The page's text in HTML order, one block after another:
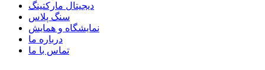
دیجیتال مارکتینگ
سنگ پلاس
نمایشگاه و همایش
درباره ما
تماس با ما